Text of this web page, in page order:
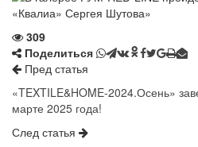
309
Поделиться
Пред статья
«TEXTILE&HOME-2024.Осень»
марте 2025 года!
След статья